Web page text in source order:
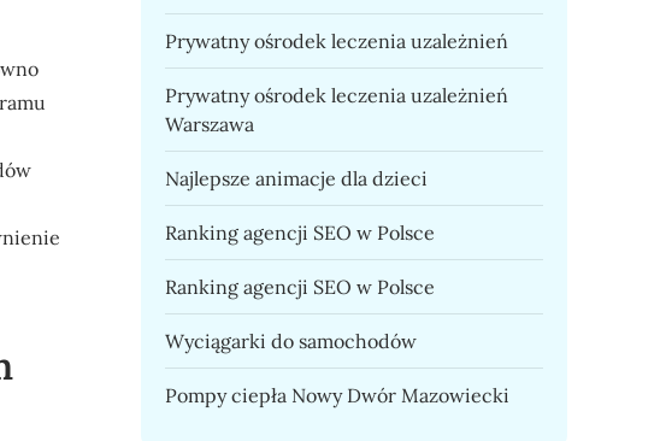
Prywatny ośrodek leczenia uzależnień
Prywatny ośrodek leczenia uzależnień
Warszawa
Najlepsze animacje dla dzieci
Ranking agencji SEO w Polsce
Ranking agencji SEO w Polsce
Wyciągarki do samochodów
Pompy ciepła Nowy Dwór Mazowiecki